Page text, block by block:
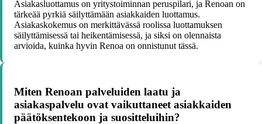
Asiakasluottamus on yritystoiminnan peruspilari, ja Renoan on
tärkeää pyrkiä säilyttämään asiakkaiden luottamus.
Asiakaskokemus on merkittävässä roolissa luottamuksen
säilyttämisessä tai heikentämisessä, ja siksi on olennaista
arvioida, kuinka hyvin Renoa on onnistunut tässä.
Miten Renoan palveluiden laatu ja
asiakaspalvelu ovat vaikuttaneet asiakkaiden
päätöksentekoon ja suositteluihin?